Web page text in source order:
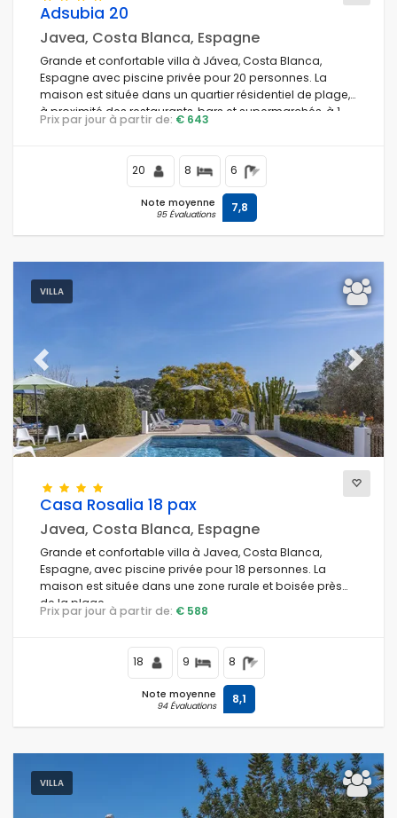
Adsubia 20
Javea, Costa Blanca, Espagne
Grande et confortable villa à Jávea, Costa Blanca,
Espagne avec piscine privée pour 20 personnes. La
maison est située dans un quartier résidentiel de plage,
à proximité des restaurants, bars et supermarchés, à 1
km de la plage El Arenal, Jávea, et à 1 km de la mer
Prix par jour à partir de: € 643
20 8 6
Note moyenne
95 Évaluations 7,8
VILLA
Previous Next
Casa Rosalia 18 pax
Javea, Costa Blanca, Espagne
Grande et confortable villa à Javea, Costa Blanca,
Espagne, avec piscine privée pour 18 personnes. La
maison est située dans une zone rurale et boisée près
de la plage.
Prix par jour à partir de: € 588
18 9 8
Note moyenne
94 Évaluations 8,1
VILLA